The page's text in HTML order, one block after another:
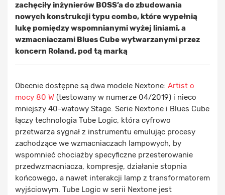
zachęciły inżynierów BOSS’a do zbudowania
nowych konstrukcji typu combo, które wypełnią
lukę pomiędzy wspomnianymi wyżej liniami, a
wzmacniaczami Blues Cube wytwarzanymi przez
koncern Roland, pod tą marką
Obecnie dostępne są dwa modele Nextone: Artist o
mocy 80 W (testowany w numerze 04/2019) i nieco
mniejszy 40-watowy Stage. Serie Nextone i Blues Cube
łączy technologia Tube Logic, która cyfrowo
przetwarza sygnał z instrumentu emulując procesy
zachodzące we wzmacniaczach lampowych, by
wspomnieć chociażby specyficzne przesterowanie
przedwzmacniacza, kompresję, działanie stopnia
końcowego, a nawet interakcji lamp z transformatorem
wyjściowym. Tube Logic w serii Nextone jest